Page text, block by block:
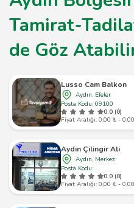
Tamirat-
de Göz
Lusso Cam Balkon
Aydın, Efeler
Posta Kodu: 09100
0.0 (0)
Fiyat Aralığı: 0,00 ₺ -
Aydın Çilingir Ali
Aydın, Merkez
Posta Kodu:
0.0 (0)
Fiyat Aralığı: 0,00 ₺ -